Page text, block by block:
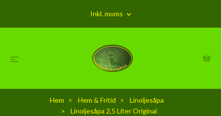
Inkl. moms
Hem Hem & Fritid
Linoljesåpa
Linoljesåpa 2,5 Liter Original